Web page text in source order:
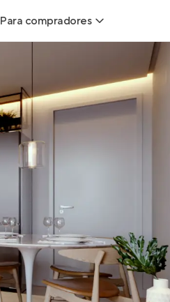
Para compradores
Calcule seu Poder de Compra
Comprar x Alugar
Simulador de Financiamento
Encontre um corretor